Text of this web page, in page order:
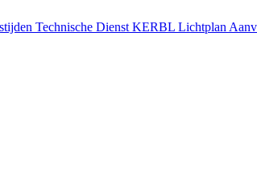
Technische Dienst KERBL Lichtplan